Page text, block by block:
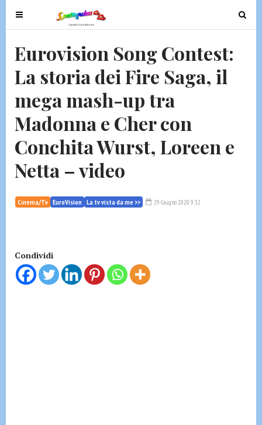
T
o
g
l
e
n
i
g
a
i
o
T
o
Eurovision Song Contest:
La storia dei Fire Saga, il
mega mash-up tra
Madonna e Cher con
Conchita Wurst, Loreen e
Netta – video
Cinema/Tv EuroVision La tv vista da me >> 29 Giugno 2020 9:32
Condividi